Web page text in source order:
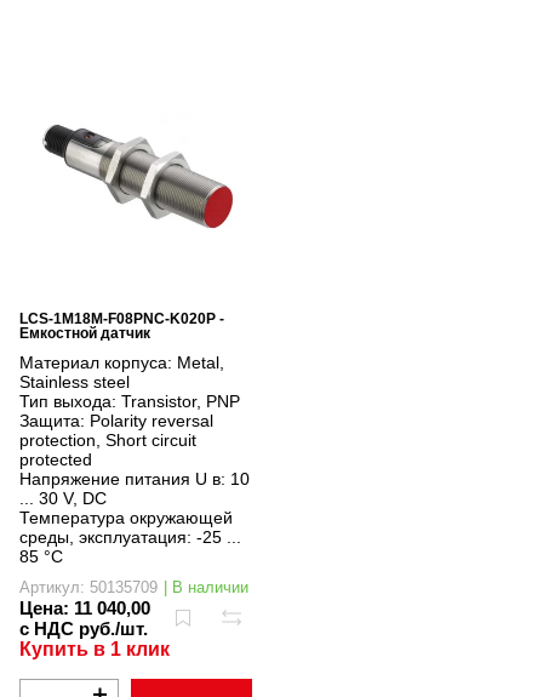
LCS-1M18M-F08PNC-K020P -
Емкостной датчик
Материал корпуса: Metal,
Stainless steel
Тип выхода: Transistor, PNP
Защита: Polarity reversal
protection, Short circuit
protected
Напряжение питания U в: 10
... 30 V, DC
Температура окружающей
среды, эксплуатация: -25 ...
85 °C
Артикул: 50135709 | В наличии
Цена: 11 040,00
с НДС руб./шт.
Купить в 1 клик